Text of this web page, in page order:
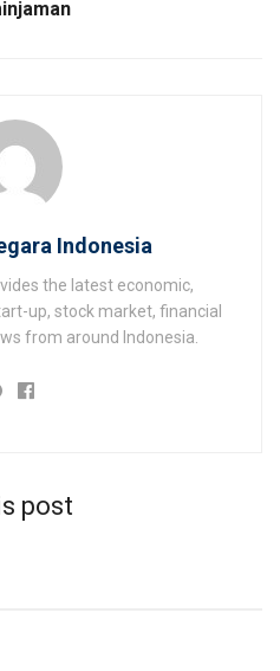
Indonesia
the latest economic,
up, stock market, financial
from around Indonesia.
post